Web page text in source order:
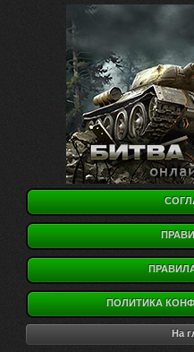
ПОЛИТИКА
На